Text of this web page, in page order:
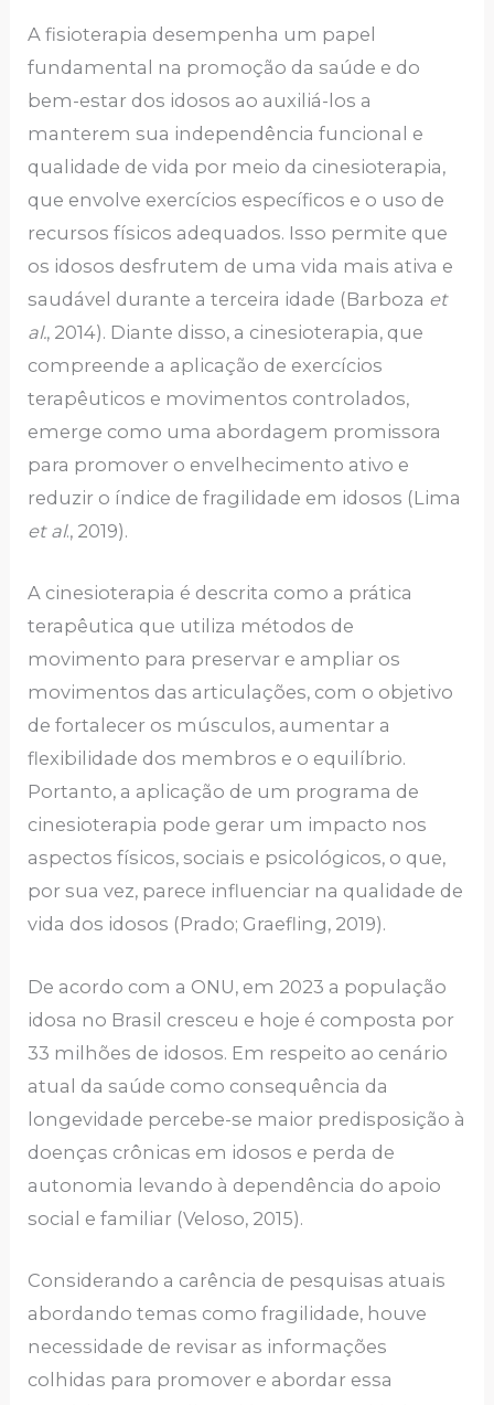
A fisioterapia desempenha um papel
fundamental na promoção da saúde e do
bem-estar dos idosos ao auxiliá-los a
manterem sua independência funcional e
qualidade de vida por meio da cinesioterapia,
que envolve exercícios específicos e o uso de
recursos físicos adequados. Isso permite que
os idosos desfrutem de uma vida mais ativa e
saudável durante a terceira idade (Barboza et
al., 2014). Diante disso, a cinesioterapia, que
compreende a aplicação de exercícios
terapêuticos e movimentos controlados,
emerge como uma abordagem promissora
para promover o envelhecimento ativo e
reduzir o índice de fragilidade em idosos (Lima
et al., 2019).
A cinesioterapia é descrita como a prática
terapêutica que utiliza métodos de
movimento para preservar e ampliar os
movimentos das articulações, com o objetivo
de fortalecer os músculos, aumentar a
flexibilidade dos membros e o equilíbrio.
Portanto, a aplicação de um programa de
cinesioterapia pode gerar um impacto nos
aspectos físicos, sociais e psicológicos, o que,
por sua vez, parece influenciar na qualidade de
vida dos idosos (Prado; Graefling, 2019).
De acordo com a ONU, em 2023 a população
idosa no Brasil cresceu e hoje é composta por
33 milhões de idosos. Em respeito ao cenário
atual da saúde como consequência da
longevidade percebe-se maior predisposição à
doenças crônicas em idosos e perda de
autonomia levando à dependência do apoio
social e familiar (Veloso, 2015).
Considerando a carência de pesquisas atuais
abordando temas como fragilidade, houve
necessidade de revisar as informações
colhidas para promover e abordar essa